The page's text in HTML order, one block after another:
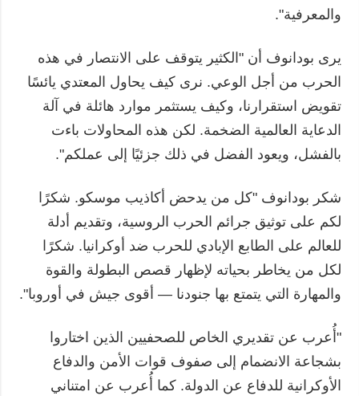
والمعرفية".
يرى بودانوف أن "الكثير يتوقف على الانتصار في هذه
الحرب من أجل الوعي. نرى كيف يحاول المعتدي يائسًا
تقويض استقرارنا، وكيف يستثمر موارد هائلة في آلة
الدعاية العالمية الضخمة. لكن هذه المحاولات باءت
بالفشل، ويعود الفضل في ذلك جزئيًا إلى عملكم".
شكر بودانوف "كل من يدحض أكاذيب موسكو. شكرًا
لكم على توثيق جرائم الحرب الروسية، وتقديم أدلة
للعالم على الطابع الإبادي للحرب ضد أوكرانيا. شكرًا
لكل من يخاطر بحياته لإظهار قصص البطولة والقوة
والمهارة التي يتمتع بها جنودنا — أقوى جيش في أوروبا".
"أُعرب عن تقديري الخاص للصحفيين الذين اختاروا
بشجاعة الانضمام إلى صفوف قوات الأمن والدفاع
الأوكرانية للدفاع عن الدولة. كما أُعرب عن امتناني